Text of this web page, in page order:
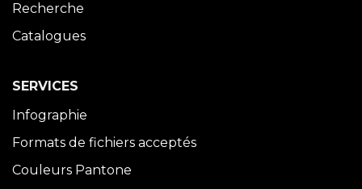
Recherche
Catalogues
SERVICES
Infographie
Formats de fichiers acceptés
Couleurs Pantone